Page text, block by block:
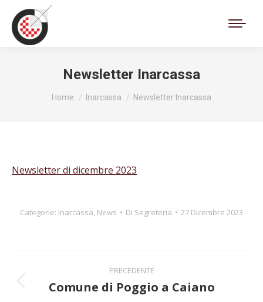
Newsletter Inarcassa
Tu sei qui:
Home Inarcassa Newsletter Inarcassa
Newsletter di dicembre 2023
Categorie: Inarcassa, News Di Segreteria 27 Dicembre 2023
tra
PRECEDENTE
Post
Comune di Poggio a Caiano